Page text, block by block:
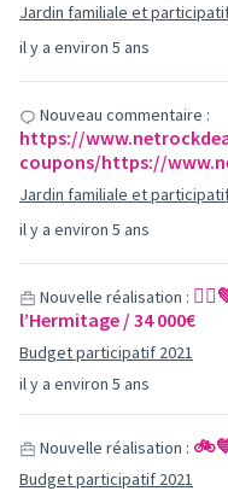
il y a environ 5 ans
Jardin familiale et
il y a environ 5 ans
Nouveau commentaire :
https://
coupons/https://
Jardin familiale et
il y a environ 5 ans
Nouvelle réalisation :
l’Hermitage / 34 000€
Budget participatif 2021
Nouvelle réalisation :
Budget participatif 2021